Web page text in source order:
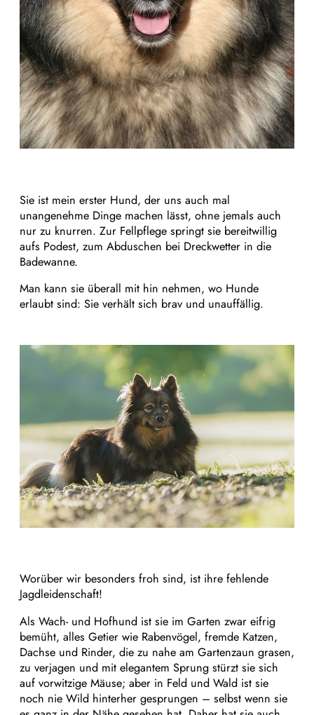
Sie ist mein erster Hund, der uns auch mal
unangenehme Dinge machen lässt, ohne jemals auch
nur zu knurren. Zur Fellpflege springt sie bereitwillig
aufs Podest, zum Abduschen bei Dreckwetter in die
Badewanne.
Man kann sie überall mit hin nehmen, wo Hunde
erlaubt sind: Sie verhält sich brav und unauffällig.
Worüber wir besonders froh sind, ist ihre fehlende
Jagdleidenschaft!
Als Wach- und Hofhund ist sie im Garten zwar eifrig
bemüht, alles Getier wie Rabenvögel, fremde Katzen,
Dachse und Rinder, die zu nahe am Gartenzaun grasen,
zu verjagen und mit elegantem Sprung stürzt sie sich
auf vorwitzige Mäuse; aber in Feld und Wald ist sie
noch nie Wild hinterher gesprungen – selbst wenn sie